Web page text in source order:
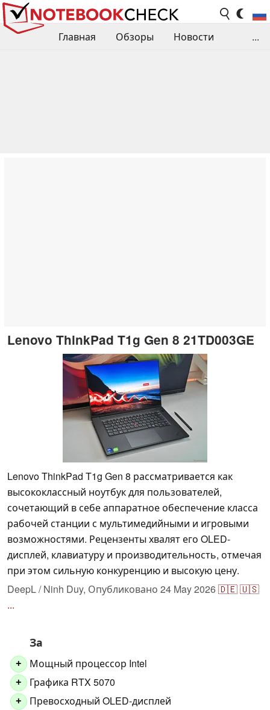
Главная Обзоры
Новости
...
Lenovo ThinkPad T1g Gen 8 21TD003GE
Lenovo ThinkPad T1g Gen 8 рассматривается как
высококлассный ноутбук для пользователей,
сочетающий в себе аппаратное обеспечение класса
рабочей станции с мультимедийными и игровыми
возможностями. Рецензенты хвалят его OLED-
дисплей, клавиатуру и производительность, отмечая
при этом сильную конкуренцию и высокую цену.
DeepL / Ninh Duy, Опубликовано 24 May 2026🇩🇪🇺🇸
...
За
+ Мощный процессор Intel
+ Графика RTX 5070
+ Превосходный OLED-дисплей